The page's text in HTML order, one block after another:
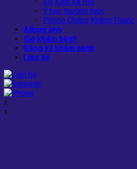
Sự Kiện Xã Hội
Y học thường thức
Phòng Chống Kháng Thuốc
Album ảnh
Giờ khám bệnh
Đăng ký khám bệnh
Liên hệ
x
x